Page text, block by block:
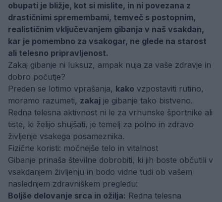
obupati je bližje, kot si mislite, in ni povezana z
drastičnimi spremembami, temveč s postopnim,
realističnim vključevanjem gibanja v naš vsakdan,
kar je pomembno za vsakogar, ne glede na starost
ali telesno pripravljenost.
Zakaj gibanje ni luksuz, ampak nuja za vaše zdravje in
dobro počutje?
Preden se lotimo vprašanja, kako vzpostaviti rutino,
moramo razumeti, zakaj je gibanje tako bistveno.
Redna telesna aktivnost ni le za vrhunske športnike ali
tiste, ki želijo shujšati, je temelj za polno in zdravo
življenje vsakega posameznika.
Fizične koristi: močnejše telo in vitalnost
Gibanje prinaša številne dobrobiti, ki jih boste občutili v
vsakdanjem življenju in bodo vidne tudi ob vašem
naslednjem zdravniškem pregledu:
Boljše delovanje srca in ožilja: Redna telesna